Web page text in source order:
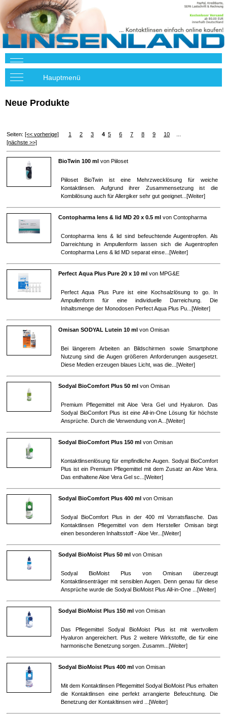
Hauptmenü
Neue Produkte
Seiten: [<< vorherige] 1 2 3 4 5 6 7 8 9 10
[nächste >>]
BioTwin 100 ml von Piiloset
Piiloset BioTwin ist eine Mehrzwecklösung für weiche
Kontaktlinsen. Aufgrund ihrer Zusammensetzung ist die
Kombilösung auch für Allergiker sehr gut geeignet...[Weiter]
Contopharma lens & lid MD 20 x 0.5 ml von Contopharma
Contopharma lens & lid sind befeuchtende Augentropfen. Als
Darreichtung in Ampullenform lassen sich die Augentropfen
Contopharma Lens & lid MD separat einse...[Weiter]
Perfect Aqua Plus Pure 20 x 10 ml von MPG&E
Perfect Aqua Plus Pure ist eine Kochsalzlösung to go. In
Ampullenform für eine individuelle Darreichung. Die
Inhaltsmenge der Monodosen Perfect Aqua Plus Pu...[Weiter]
Omisan SODYAL Lutein 10 ml von Omisan
Bei längerem Arbeiten an Bildschirmen sowie Smartphone
Nutzung sind die Augen größeren Anforderungen ausgesetzt.
Diese Medien erzeugen blaues Licht, was die...[Weiter]
Sodyal BioComfort Plus 50 ml von Omisan
Premium Pflegemittel mit Aloe Vera Gel und Hyaluron. Das
Sodyal BioComfort Plus ist eine All-in-One Lösung für höchste
Ansprüche. Durch die Verwendung von A...[Weiter]
Sodyal BioComfort Plus 150 ml von Omisan
Kontaktlinsenlösung für empfindliche Augen. Sodyal BioComfort
Plus ist ein Premium Pflegemittel mit dem Zusatz an Aloe Vera.
Das enthaltene Aloe Vera Gel sc...[Weiter]
Sodyal BioComfort Plus 400 ml von Omisan
Sodyal BioComfort Plus in der 400 ml Vorratsflasche. Das
Kontaktlinsen Pflegemittel von dem Hersteller Omisan birgt
einen besonderen Inhaltsstoff - Aloe Ver...[Weiter]
Sodyal BioMoist Plus 50 ml von Omisan
Sodyal BioMoist Plus von Omisan überzeugt
Kontaktlinsenträger mit sensiblen Augen. Denn genau für diese
Ansprüche wurde die Sodyal BioMoist Plus All-in-One ...[Weiter]
Sodyal BioMoist Plus 150 ml von Omisan
Das Pflegemittel Sodyal BioMoist Plus ist mit wertvollem
Hyaluron angereichert. Plus 2 weitere Wirkstoffe, die für eine
harmonische Benetzung sorgen. Zusamm...[Weiter]
Sodyal BioMoist Plus 400 ml von Omisan
Mit dem Kontaktlinsen Pflegemittel Sodyal BioMoist Plus erhalten
die Kontaktlinsen eine perfekt arrangierte Befeuchtung. Die
Benetzung der Kontakltinsen wird ...[Weiter]